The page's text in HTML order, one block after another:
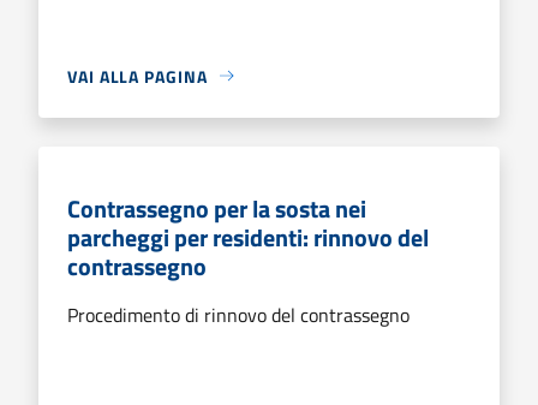
VAI ALLA PAGINA
Contrassegno per la sosta nei
parcheggi per residenti: rinnovo del
contrassegno
Procedimento di rinnovo del contrassegno